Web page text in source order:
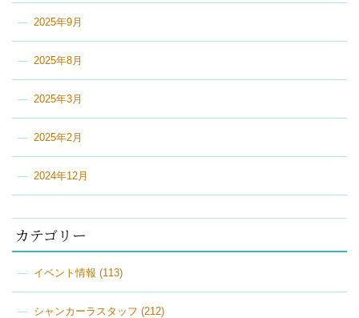
2025年9月
2025年8月
2025年3月
2025年2月
2024年12月
カテゴリー
イベント情報 (113)
シャンカーラスタッフ (212)